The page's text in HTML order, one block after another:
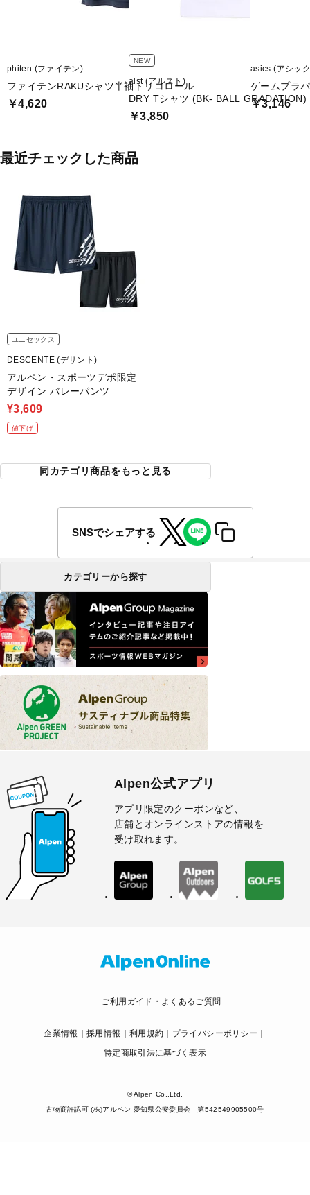
phiten (ファイテン)
ファイテンRAKUシャツ半袖トリコロール
￥4,620
NEW
alst (アルスト)
DRY Tシャツ (BK- BALL GRADATION)
￥3,850
asics (アシッ
ゲームプラ
￥3,146
最近チェックした商品
ユニセックス
DESCENTE (デサント)
アルペン・スポーツデポ限定
デザイン バレーパンツ
¥3,609
値下げ
同カテゴリ商品をもっと見る
SNSでシェアする
カテゴリーから探す
Alpen公式アプリ
アプリ限定のクーポンなど、
店舗とオンラインストアの情報を
受け取れます。
ご利用ガイド・よくあるご質問
企業情報 採用情報 利用規約
プライバシーポリシー
特定商取引法に基づく表示
© Alpen Co.,Ltd.
古物商許認可 (株)アルペン 愛知県公安委員会 第542549905500号